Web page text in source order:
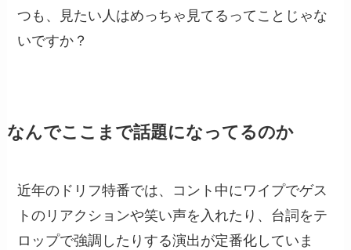
つも、見たい人はめっちゃ見てるってことじゃな
いですか？
なんでここまで話題になってるのか
近年のドリフ特番では、コント中にワイプでゲス
トのリアクションや笑い声を入れたり、台詞をテ
ロップで強調したりする演出が定番化していま